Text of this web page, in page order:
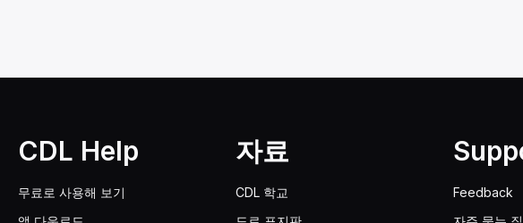
CDL Help
무료로 사용해 보기
자료
CDL 학교
Feedback